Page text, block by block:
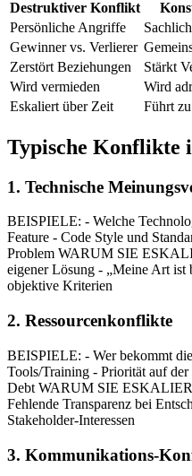
Destruktiver Konflikt
Persönliche Angriffe
Gewinner vs. Verlierer
Zerstört Beziehungen
Stärkt
Wird vermieden
Wird
Eskaliert über Zeit
Führt
Typische Konflikte
1. Technische
BEISPIELE: - Welche
Feature - Code Style und
Problem WARUM SIE
eigener Lösung - „Meine Art ist
objektive Kriterien
2. Ressourcenkonflikte
BEISPIELE: - Wer bekommt
Tools/Training - Priorität auf
Debt WARUM SIE
Fehlende Transparenz bei
Stakeholder-Interessen
3. Kommunikations-